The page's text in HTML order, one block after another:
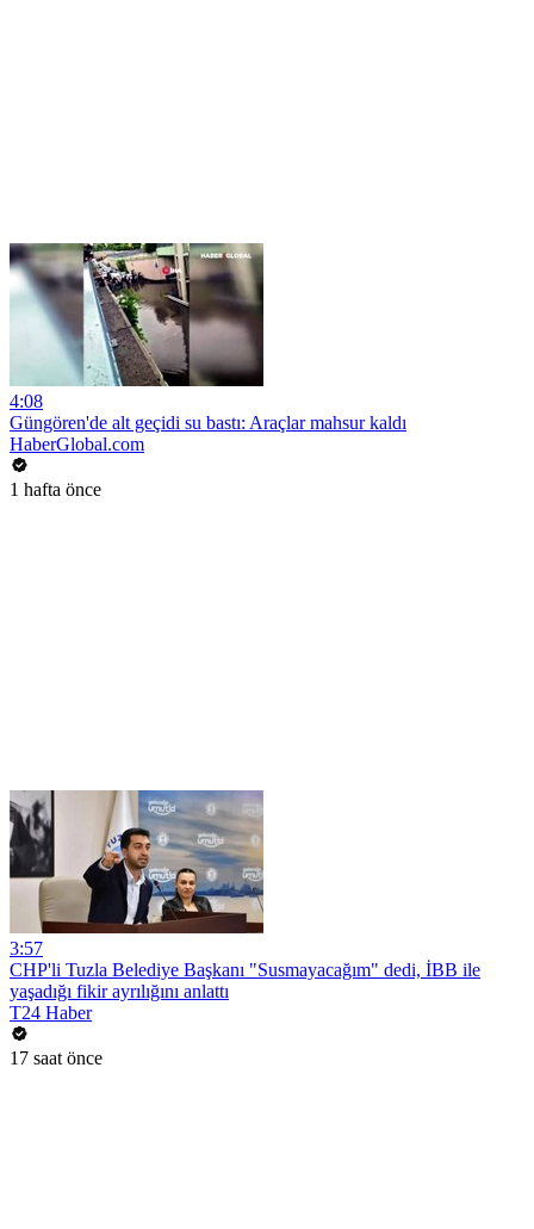
4:08
Güngören'de alt geçidi su bastı: Araçlar mahsur kaldı
HaberGlobal.com
1 hafta önce
3:57
CHP'li Tuzla Belediye Başkanı "Susmayacağım" dedi, İBB ile
yaşadığı fikir ayrılığını anlattı
T24 Haber
17 saat önce